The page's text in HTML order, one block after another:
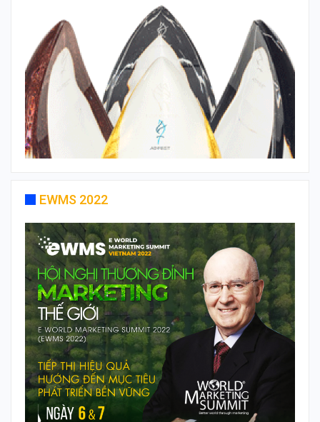
EWMS 2022